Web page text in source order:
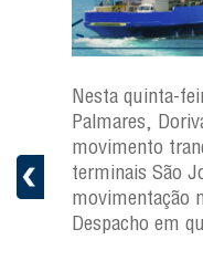
Nesta quinta-
Palmares,
movimento
terminais São
movimentação
Despacho em